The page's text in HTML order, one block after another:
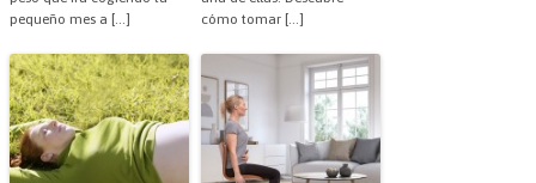
pequeño mes a […]
cómo tomar […]